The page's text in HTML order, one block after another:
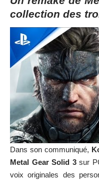
collection des
Dans son communiqué,
Metal Gear Solid 3sur
voix originales des